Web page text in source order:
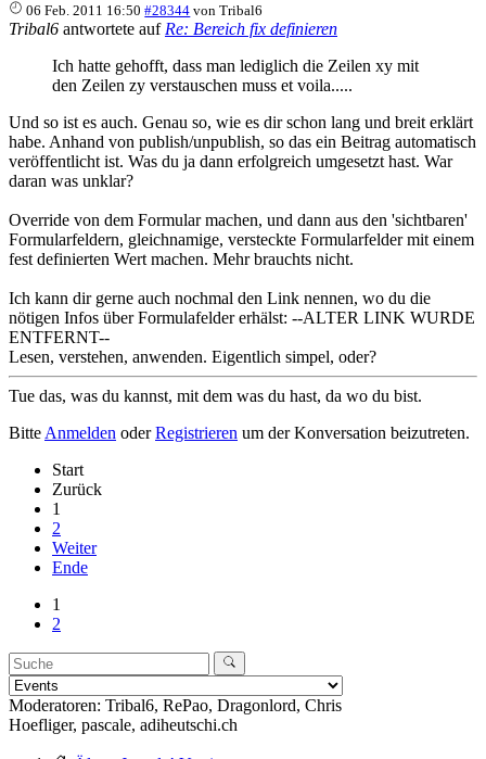
06 Feb. 2011 16:50 #28344 vonTribal6
Tribal6 antwortete auf Re: Bereich fix definieren
Ich hatte gehofft, dass man lediglich die Zeilen xy mit
den Zeilen zy verstauschen muss et voila.....
Und so ist es auch. Genau so, wie es dir schon lang und breit erklärt
habe. Anhand von publish/unpublish, so das ein Beitrag automatisch
veröffentlicht ist. Was du ja dann erfolgreich umgesetzt hast. War
daran was unklar?
Override von dem Formular machen, und dann aus den 'sichtbaren'
Formularfeldern, gleichnamige, versteckte Formularfelder mit einem
fest definierten Wert machen. Mehr brauchts nicht.
Ich kann dir gerne auch nochmal den Link nennen, wo du die
nötigen Infos über Formulafelder erhälst: --ALTER LINK WURDE
ENTFERNT--
Lesen, verstehen, anwenden. Eigentlich simpel, oder?
Tue das, was du kannst, mit dem was du hast, da wo du bist.
Bitte Anmelden oderRegistrieren um der Konversation beizutreten.
Start
Zurück
1
2
Weiter
Ende
1
2
Moderatoren: Tribal6, RePao, Dragonlord, Chris
Hoefliger, pascale, adiheutschi.ch